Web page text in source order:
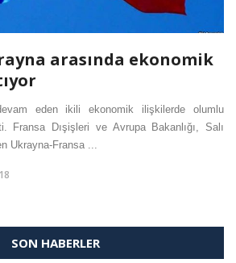
arasında ekonomik
eden ikili ekonomik ilişkilerde olumlu
Fransa Dışişleri ve Avrupa Bakanlığı, Salı
Ukrayna-Fransa ...
SON HABERLER